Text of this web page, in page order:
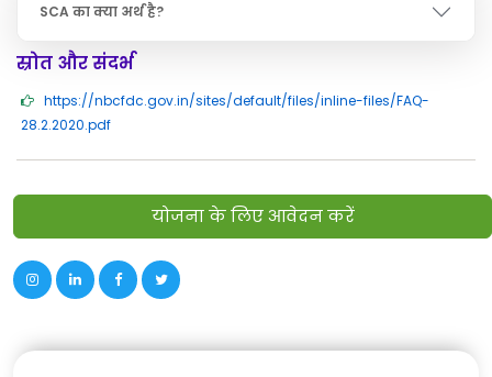
SCA का क्या अर्थ है?
स्रोत और संदर्भ
https://nbcfdc.gov.in/sites/default/files/inline-files/FAQ-
28.2.2020.pdf
योजना के लिए आवेदन करें